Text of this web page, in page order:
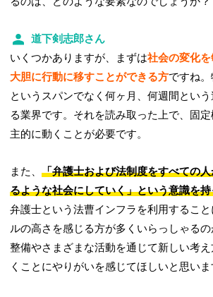
道下剣志郎さん
いくつかありますが、まずは社会の変化を
大胆に行動に移すことができる方ですね
というスパンでなく何ヶ月、何週間とい
る業界です。それを読み取った上で、固
主的に動くことが必要です。
また、「弁護士および法制度をすべての
るような社会にしていく」という意識を
弁護士という法曹インフラを利用するこ
ルの高さを感じる方が多くいらっしゃる
整備やさまざまな活動を通じて新しい考
くことにやりがいを感じてほしいと思いま